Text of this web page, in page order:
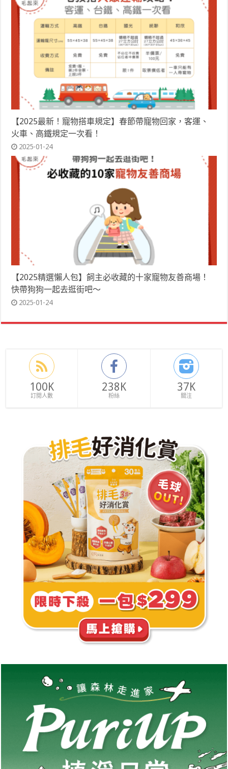
【2025最新！寵物搭車規定】春節帶寵物回家，客運、
火車、高鐵規定一次看！
2025-01-24
【2025精選懶人包】飼主必收藏的十家寵物友善商場！
快帶狗狗一起去逛街吧～
2025-01-24
100K
訂閱人數
238K
粉絲
37K
關注